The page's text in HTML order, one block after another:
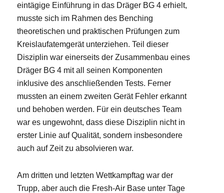
eintägige Einführung in das Dräger BG 4 erhielt,
musste sich im Rahmen des Benching
theoretischen und praktischen Prüfungen zum
Kreislaufatemgerät unterziehen. Teil dieser
Disziplin war einerseits der Zusammenbau eines
Dräger BG 4 mit all seinen Komponenten
inklusive des anschließenden Tests. Ferner
mussten an einem zweiten Gerät Fehler erkannt
und behoben werden. Für ein deutsches Team
war es ungewohnt, dass diese Disziplin nicht in
erster Linie auf Qualität, sondern insbesondere
auch auf Zeit zu absolvieren war.
Am dritten und letzten Wettkampftag war der
Trupp, aber auch die Fresh-Air Base unter Tage